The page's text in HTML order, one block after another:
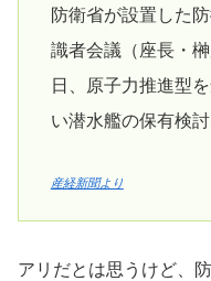
防衛省が設置した
識者会議（座長・
日、原子力推進型
い潜水艦の保有検
産経新聞より
アリだとは思うけど、